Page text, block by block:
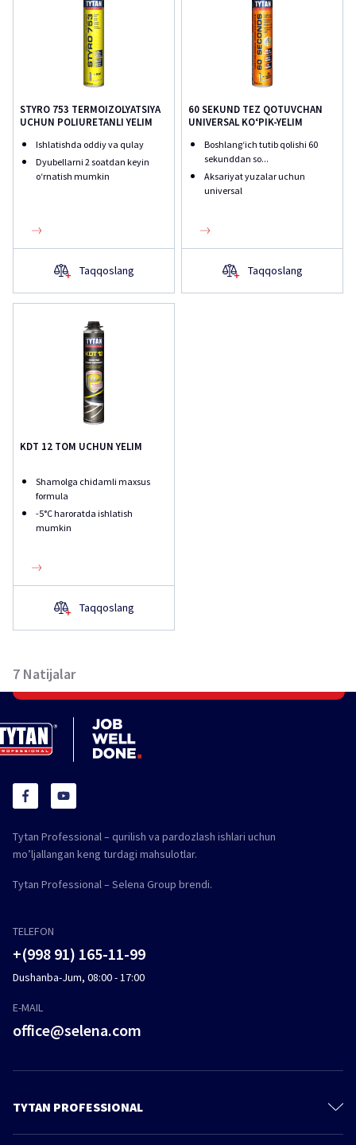
STYRO 753 TERMOIZOLYATSIYA
UCHUN POLIURETANLI YELIM
Ishlatishda oddiy va qulay
Dyubellarni 2 soatdan keyin
o‘rnatish mumkin
Taqqoslang
60 SEKUND TEZ QOTUVCHAN
UNIVERSAL KO‘PIK-YELIM
Boshlang‘ich tutib qolishi 60
sekunddan so...
Aksariyat yuzalar uchun
universal
Taqqoslang
KDT 12 TOM UCHUN YELIM
Shamolga chidamli maxsus
formula
-5°C haroratda ishlatish
mumkin
Taqqoslang
7 Natijalar
Tytan Professional – qurilish va pardozlash ishlari uchun
mo’ljallangan keng turdagi mahsulotlar.
Tytan Professional – Selena Group brendi.
TELEFON
+(998 91) 165-11-99
Dushanba-Jum, 08:00 - 17:00
E-MAIL
office@selena.com
TYTAN PROFESSIONAL